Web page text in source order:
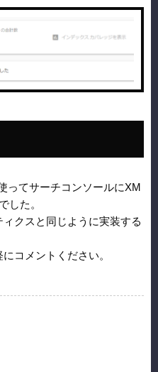
ってサーチコンソールにXM
した。
クスと同じように実装する
コメントください。